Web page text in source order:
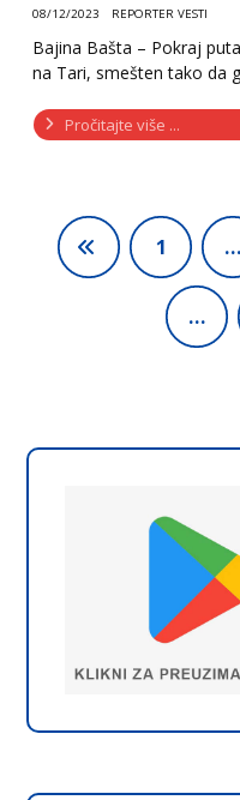
08/12/2023 REPORTER VESTI
Bajina Bašta – Pokraj
na Tari, smešten tako da
Pročitajte više ...
1 …
…